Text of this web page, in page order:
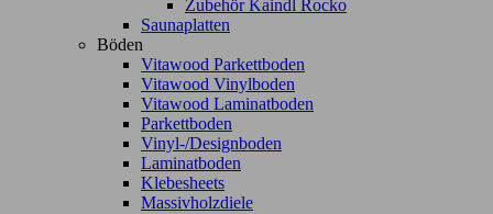
Zubehör Kaindl Rocko
Saunaplatten
Böden
Vitawood Parkettboden
Vitawood Vinylboden
Vitawood Laminatboden
Parkettboden
Vinyl-/Designboden
Laminatboden
Klebesheets
Massivholzdiele